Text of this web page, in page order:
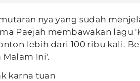
nya yang sudah
Paejah membawakan lagu
lebih dari 100 ribu kali.
Malam Ini'.
karna tuan